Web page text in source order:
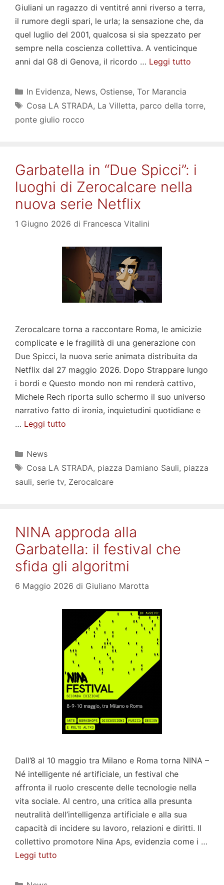
Giuliani un ragazzo di ventitré anni riverso a terra,
il rumore degli spari, le urla; la sensazione che, da
quel luglio del 2001, qualcosa si sia spezzato per
sempre nella coscienza collettiva. A venticinque
anni dal G8 di Genova, il ricordo … Leggi tutto
Categorie
In Evidenza, News, Ostiense, Tor Marancia
Tag
Cosa LA STRADA, La Villetta, parco della torre,
ponte giulio rocco
Garbatella in “Due Spicci”: i
luoghi di Zerocalcare nella
nuova serie Netflix
1 Giugno 2026 di Francesca Vitalini
Zerocalcare torna a raccontare Roma, le amicizie
complicate e le fragilità di una generazione con
Due Spicci, la nuova serie animata distribuita da
Netflix dal 27 maggio 2026. Dopo Strappare lungo
i bordi e Questo mondo non mi renderà cattivo,
Michele Rech riporta sullo schermo il suo universo
narrativo fatto di ironia, inquietudini quotidiane e
… Leggi tutto
Categorie
News
Tag
Cosa LA STRADA, piazza Damiano Sauli, piazza
sauli, serie tv, Zerocalcare
NINA approda alla
Garbatella: il festival che
sfida gli algoritmi
6 Maggio 2026 di Giuliano Marotta
Dall’8 al 10 maggio tra Milano e Roma torna NINA –
Né intelligente né artificiale, un festival che
affronta il ruolo crescente delle tecnologie nella
vita sociale. Al centro, una critica alla presunta
neutralità dell’intelligenza artificiale e alla sua
capacità di incidere su lavoro, relazioni e diritti. Il
collettivo promotore Nina Aps, evidenzia come i …
Leggi tutto